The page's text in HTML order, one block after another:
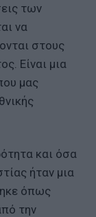
των
να
στους
Είναι μια
μας
και όσα
ήταν μια
όπως
την